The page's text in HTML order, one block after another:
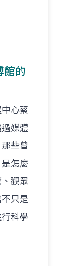
館的
心蔡
媒體
些曾
怎麼
觀眾
只是
科學